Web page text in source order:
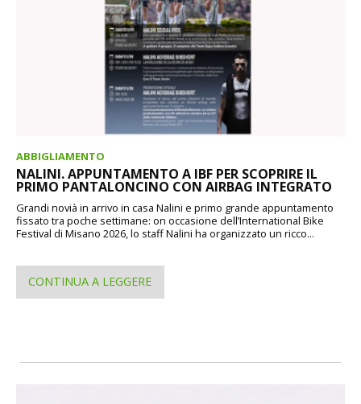
ABBIGLIAMENTO
NALINI. APPUNTAMENTO A IBF PER SCOPRIRE IL
PRIMO PANTALONCINO CON AIRBAG INTEGRATO
Grandi novià in arrivo in casa Nalini e primo grande appuntamento
fissato tra poche settimane: on occasione dell’International Bike
Festival di Misano 2026, lo staff Nalini ha organizzato un ricco...
CONTINUA A LEGGERE